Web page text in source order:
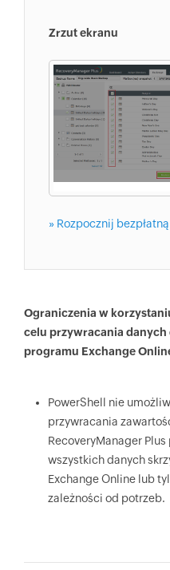
Zrzut ekranu
» Rozpocznij
Ograniczenia w
celu przywracania
programu Exchange
PowerShell nie
przywracania
RecoveryManager
wszystkich danych
Exchange Online lub
zależności od potrzeb.